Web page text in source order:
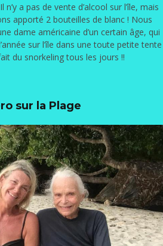
a pas de vente d’alcool sur l’île, mais
apporté 2 bouteilles de blanc ! Nous
dame américaine d’un certain âge, qui
sur l’île dans une toute petite tente
du snorkeling tous les jours !!
sur la Plage